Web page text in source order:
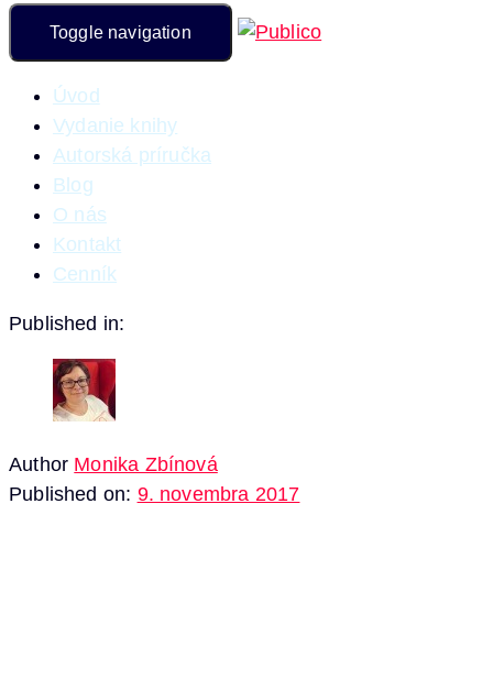
Toggle navigation
Úvod
Vydanie knihy
Autorská príručka
Blog
O nás
Kontakt
Cenník
Published in:
Author Monika Zbínová
Published on: 9. novembra 2017